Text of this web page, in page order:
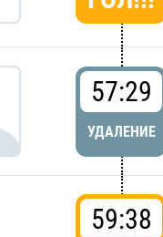
57:29
УДАЛЕНИЕ
59:38